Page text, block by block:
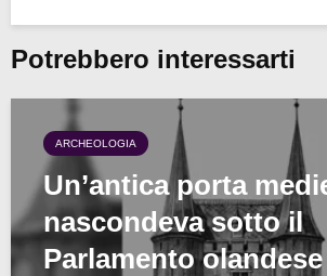
Potrebbero interessarti
ARCHEOLOGIA
Un’antica porta
nascondeva sotto il
Parlamento olandese